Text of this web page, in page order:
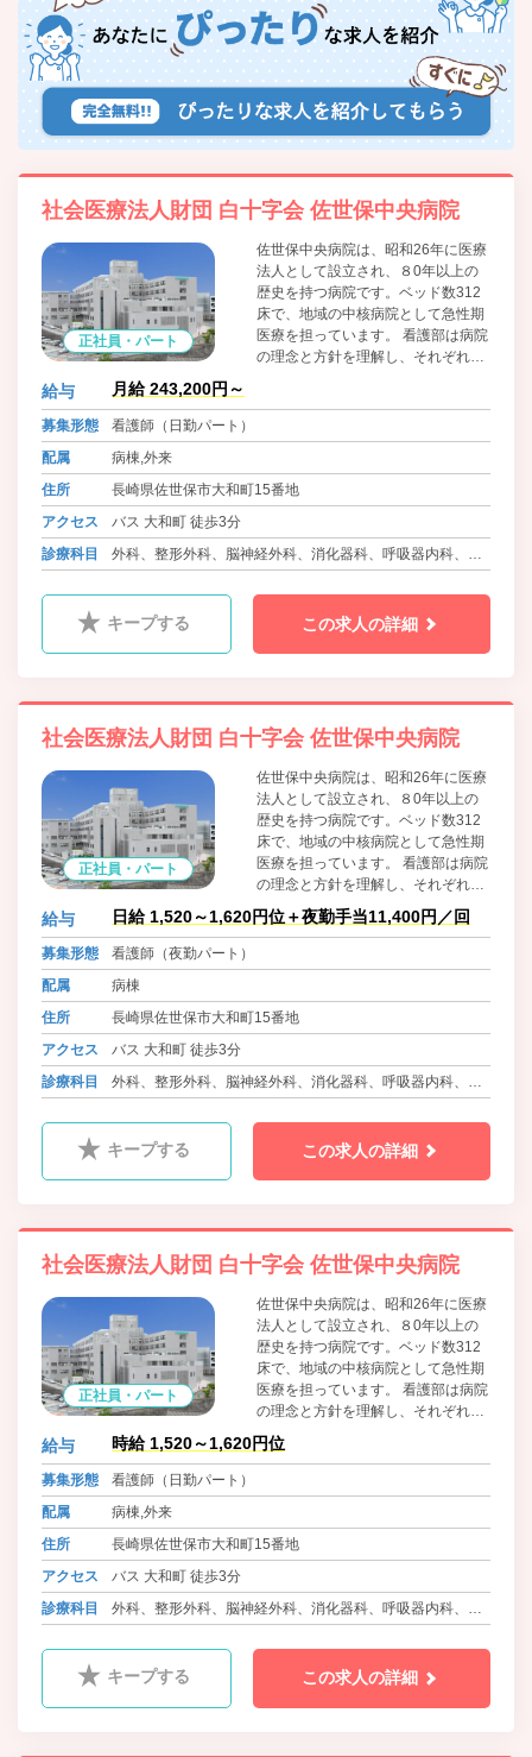
社会医療法人財団 白十字会 佐世保中央病院
正社員・パート
佐世保中央病院は、昭和26年に医療
法人として設立され、８0年以上の
歴史を持つ病院です。ベッド数312
床で、地域の中核病院として急性期
医療を担っています。 看護部は病院
の理念と方針を理解し、それぞれの
ていただける病院・看護部つくりを
給与 月給 243,200円～
募集形態
看護師（日勤パート）
配属
病棟,外来
住所
長崎県佐世保市大和町15番地
アクセス
バス 大和町 徒歩3分
診療科目
外科、整形外科、脳神経外科、消化器科、呼吸器内科、泌
鼻咽喉科、皮膚科、小児科、乳腺外科、脳神経内科、病理
キープする この求人の詳細
社会医療法人財団 白十字会 佐世保中央病院
正社員・パート
佐世保中央病院は、昭和26年に医療
法人として設立され、８0年以上の
歴史を持つ病院です。ベッド数312
床で、地域の中核病院として急性期
医療を担っています。 看護部は病院
の理念と方針を理解し、それぞれの
立場でいかに患者中心の健全な医療
につながるかを考え、地域医療支援
ていただける病院・看護部つくりを
給与 日給 1,520～1,620円位＋夜勤手当11,400円／回
募集形態
看護師（夜勤パート）
配属
病棟
住所
長崎県佐世保市大和町15番地
アクセス
バス 大和町 徒歩3分
診療科目
外科、整形外科、脳神経外科、消化器科、呼吸器内科、泌
鼻咽喉科、皮膚科、小児科、乳腺外科、脳神経内科、病理
キープする この求人の詳細
社会医療法人財団 白十字会 佐世保中央病院
正社員・パート
佐世保中央病院は、昭和26年に医療
法人として設立され、８0年以上の
歴史を持つ病院です。ベッド数312
床で、地域の中核病院として急性期
医療を担っています。 看護部は病院
の理念と方針を理解し、それぞれの
立場でいかに患者中心の健全な医療
につながるかを考え、地域医療支援
ていただける病院・看護部つくりを
給与 時給 1,520～1,620円位
募集形態
看護師（日勤パート）
配属
病棟,外来
住所
長崎県佐世保市大和町15番地
アクセス
バス 大和町 徒歩3分
診療科目
外科、整形外科、脳神経外科、消化器科、呼吸器内科、泌
鼻咽喉科、皮膚科、小児科、乳腺外科、脳神経内科、病理
キープする この求人の詳細